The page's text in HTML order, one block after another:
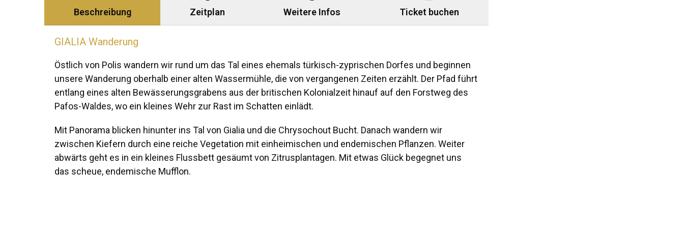
Beschreibung Zeitplan Weitere Infos Ticket buchen
GIALIA Wanderung
Östlich von Polis wandern wir rund um das Tal eines ehemals türkisch-zyprischen Dorfes und beginnen
unsere Wanderung oberhalb einer alten Wassermühle, die von vergangenen Zeiten erzählt. Der Pfad führt
entlang eines alten Bewässerungsgrabens aus der britischen Kolonialzeit hinauf auf den Forstweg des
Pafos-Waldes, wo ein kleines Wehr zur Rast im Schatten einlädt.
Mit Panorama blicken hinunter ins Tal von Gialia und die Chrysochout Bucht. Danach wandern wir
zwischen Kiefern durch eine reiche Vegetation mit einheimischen und endemischen Pflanzen. Weiter
abwärts geht es in ein kleines Flussbett gesäumt von Zitrusplantagen. Mit etwas Glück begegnet uns
das scheue, endemische Mufflon.